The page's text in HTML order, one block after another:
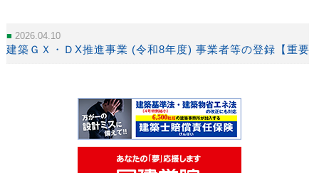
2026.04.10
建築ＧＸ・ＤX推進事業 (令和8年度) 事業者等の登録【重要